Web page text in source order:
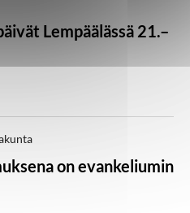
Lempäälässä 21.–
on evankeliumin